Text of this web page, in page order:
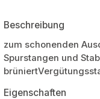
Beschreibung
zum schonenden
Spurstangen und
Eigenschaften